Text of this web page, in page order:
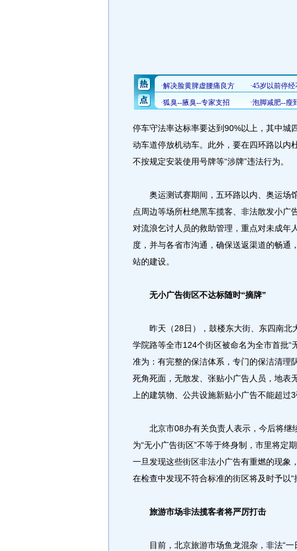
停车守法率达标率要达到90%以上，其中城
动车道停放机动车。此外，要在四环路以内
不按规定安装使用号牌等“涉牌”违法行为。
奥运测试赛期间，五环路以内、奥运场
点周边等场所杜绝黑车揽客、非法散发小广
对流浪乞讨人员的救助管理，重点对未成年
度，并与各省市沟通，确保送返渠道的畅通
站的建设。
无小广告街区不达标随时“摘牌”
昨天（28日），鼓楼东大街、东四南北
学院路等全市124个街区被命名为全市首批“
准为：有完整的保洁体系，专门的保洁清理
死角死面，无散发、张贴小广告人员，地表
上的建筑物、公共设施新贴小广告不能超过
北京市08办有关负责人表示，今后将继
为“无小广告街区”不等于终身制，市里将定
一旦发现这些街区非法小广告有重燃的现象
在检查中发现不符合标准的街区将及时予以“
旅游市场非法揽客者将严厉打击
目前，北京旅游市场鱼龙混杂，非法“一